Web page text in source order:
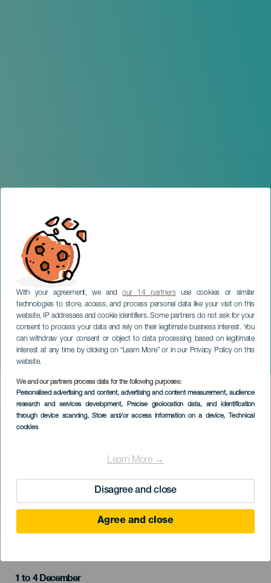
With your agreement, we andour 14 partnersuse cookies or similar
technologies to store, access, and process personal data like your visit on this
website, IP addresses and cookie identifiers. Some partners do not ask for your
consent to process your data and rely on their legitimate business interest. You
can withdraw your consent or object to data processing based on legitimate
interest at any time by clicking on “Learn More” or in our Privacy Policy on this
website.
We and our partners process data for the following purposes:
Personalised advertising and content, advertising and content measurement, audience
research and services development, Precise geolocation data, and identification
through device scanning, Store and/or access information on a device, Technical
cookies
Learn More →
Disagree and close
Agree and close
VI Festival Internacional ‘El
mundo en un piano’
GRAN CANARIA
Imagen
Listado
1 to 4 December